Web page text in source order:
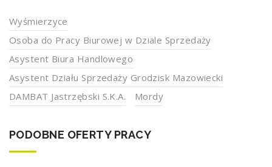
Wyśmierzyce
Osoba do Pracy Biurowej w Dziale Sprzedaży
Asystent Biura Handlowego
Asystent Działu Sprzedaży Grodzisk Mazowiecki
DAMBAT Jastrzębski S.K.A.
Mordy
PODOBNE OFERTY PRACY